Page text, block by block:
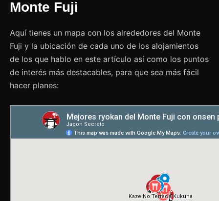
Monte Fuji
Aquí tienes un mapa con los alrededores del Monte
Fuji y la ubicación de cada uno de los alojamientos
de los que hablo en este artículo así como los puntos
de interés más destacables, para que sea más fácil
hacer planes: